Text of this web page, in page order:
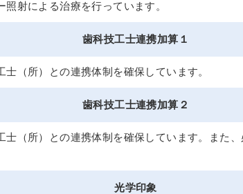
射による治療を行っています。
歯科技工士連携加算１
（所）との連携体制を確保しています。
歯科技工士連携加算２
士（所）との連携体制を確保しています。また
光学印象